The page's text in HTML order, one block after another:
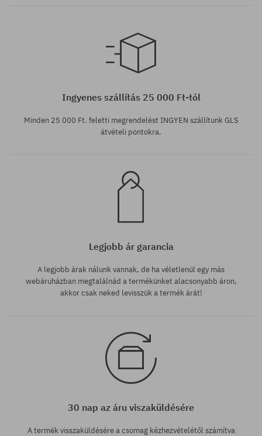
Ingyenes szállítás 25 000 Ft-tól
Minden 25 000 Ft. feletti megrendelést INGYEN szállítunk GLS
átvételi pontokra.
Legjobb ár garancia
A legjobb árak nálunk vannak, de ha véletlenül egy más
webáruházban megtalálnád a termékünket alacsonyabb áron,
akkor csak neked levisszük a termék árát!
30 nap az áru viszaküldésére
A termék visszaküldésére a csomag kézhezvételétől számítva